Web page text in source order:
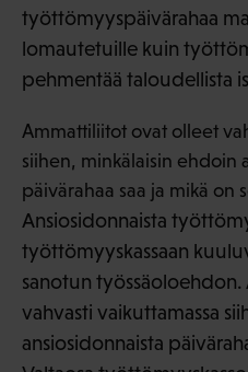
työttömyyspäivärahaa
lomautetuille kuin
pehmentää taloudellista
Ammattiliitot ovat olleet
siihen, minkälaisin ehdoin
päivärahaa saa ja mikä on
Ansiosidonnaista
työttömyyskassaan
sanotun
vahvasti vaikuttamassa
ansiosidonnaista